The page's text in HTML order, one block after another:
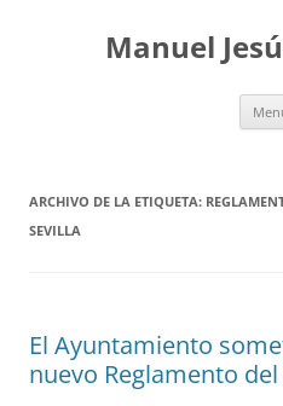
contenidoManuel
ARCHIVO DE LA ETIQUETA:
SEVILLA
El Ayuntamiento
nuevo Reglamento